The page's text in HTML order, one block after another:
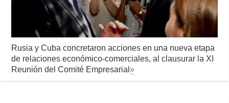
Rusia y Cuba concretaron acciones en una nueva etapa
de relaciones económico-comerciales, al clausurar la XI
Reunión del Comité Empresarial»